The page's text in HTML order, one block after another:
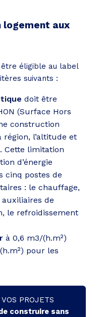
logement aux
être éligible au label
suivants :
doit être
(Surface Hors
construction
l’altitude et
Cette limitation
d’énergie
cinq postes de
: le chauffage,
auxiliaires de
le refroidissement
à 0,6 m3/(h.m²)
pour les
PROJETS
construire sans